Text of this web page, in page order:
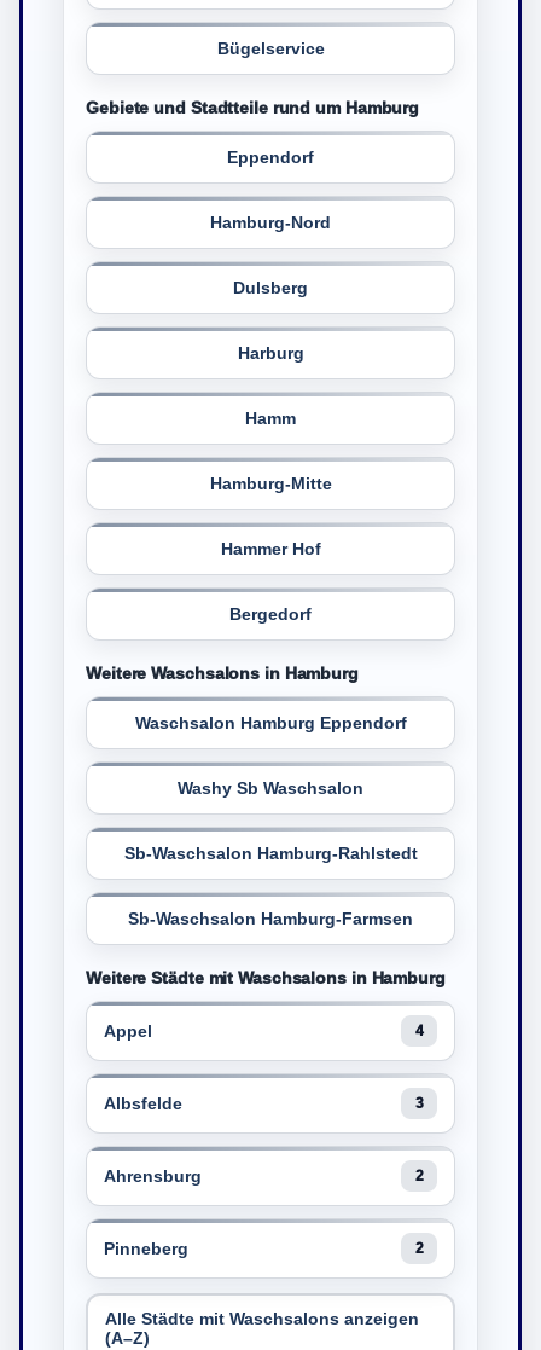
Bügelservice
Gebiete und Stadtteile rund um Hamburg
Eppendorf
Hamburg-Nord
Dulsberg
Harburg
Hamm
Hamburg-Mitte
Hammer Hof
Bergedorf
Weitere Waschsalons in Hamburg
Waschsalon Hamburg Eppendorf
Washy Sb Waschsalon
Sb-Waschsalon Hamburg-Rahlstedt
Sb-Waschsalon Hamburg-Farmsen
Weitere Städte mit Waschsalons in Hamburg
Appel 4
Albsfelde 3
Ahrensburg 2
Pinneberg 2
Alle Städte mit Waschsalons anzeigen
(A–Z)